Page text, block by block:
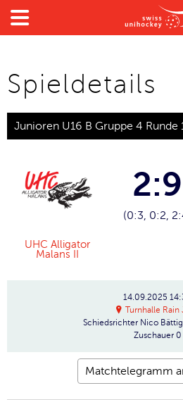

Spieldetails
Junioren U16 B Gruppe 4 Runde
UHC Alligator
Malans II
2:9
(0:3, 0:2,
14.09.2025
Turnhalle Rain
Schiedsrichter Nico
Zuschauer 0
Matchtelegramm